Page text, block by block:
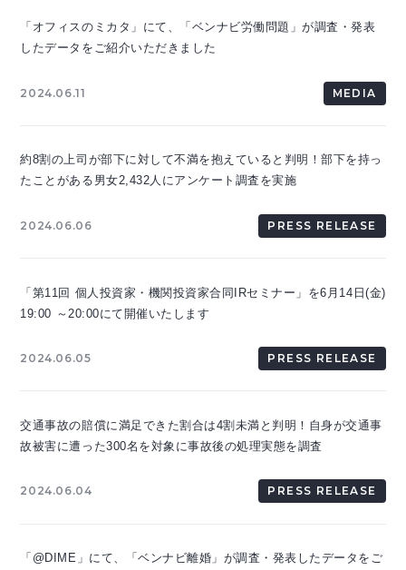
2024.06.11 MEDIA
「オフィスのミカタ」にて、「ベンナビ労働問題」が調査・発表
したデータをご紹介いただきました
2024.06.06 PRESS RELEASE
約8割の上司が部下に対して不満を抱えていると判明！部下を持っ
たことがある男女2,432人にアンケート調査を実施
2024.06.05 PRESS RELEASE
「第11回 個人投資家・機関投資家合同IRセミナー」を6月14日(金)
19:00 ～20:00にて開催いたします
2024.06.04 PRESS RELEASE
交通事故の賠償に満足できた割合は4割未満と判明！自身が交通事
故被害に遭った300名を対象に事故後の処理実態を調査
「@DIME」にて、「ベンナビ離婚」が調査・発表したデータをご